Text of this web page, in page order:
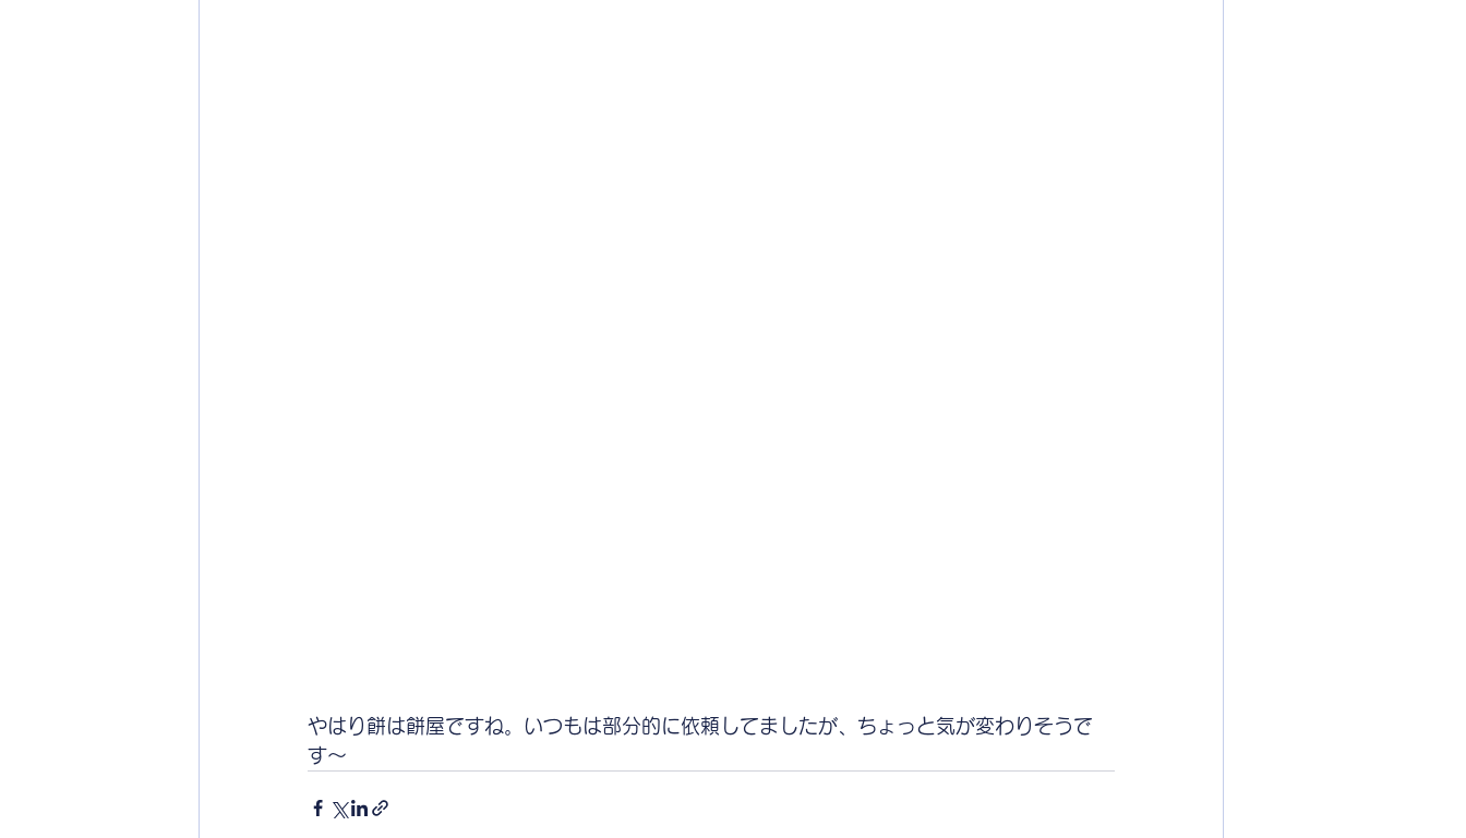
やはり餅は餅屋ですね。いつもは部分的に依頼してましたが、ちょっと気が変わりそうで
す〜